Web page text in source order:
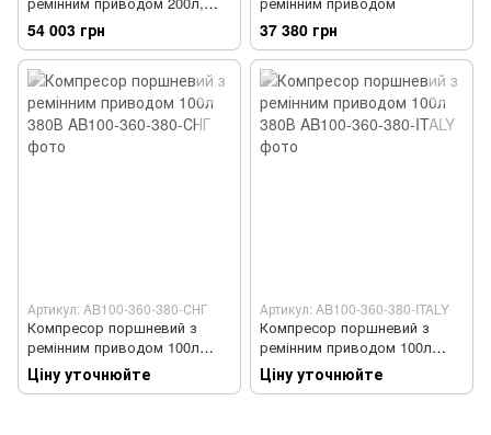
380В
54 003 грн 37 380 грн
Артикул: AB100-360-380-СНГ
Компресор поршневий з
ремінним приводом 100л
380В
Ціну уточнюйте
Артикул: AB100-360-380-ITALY
Компресор поршневий з
ремінним приводом 100л
380В
Ціну уточнюйте